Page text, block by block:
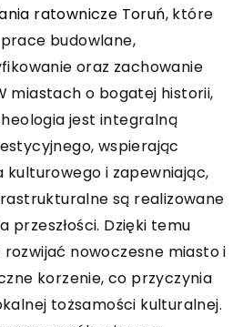
ratownicze Toruń, które
budowlane,
oraz zachowanie
miastach o bogatej historii,
jest integralną
wspierając
i zapewniając,
są realizowane
przeszłości. Dzięki temu
nowoczesne miasto i
korzenie, co przyczynia
tożsamości kulturalnej.